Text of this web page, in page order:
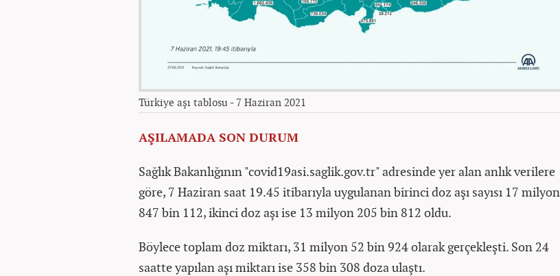
Türkiye aşı tablosu - 7 Haziran 2021
AŞILAMADA SON DURUM
Sağlık Bakanlığının "covid19asi.saglik.gov.tr" adresinde yer alan anlık verilere
göre, 7 Haziran saat 19.45 itibarıyla uygulanan birinci doz aşı sayısı 17 milyon
847 bin 112, ikinci doz aşı ise 13 milyon 205 bin 812 oldu.
Böylece toplam doz miktarı, 31 milyon 52 bin 924 olarak gerçekleşti. Son 24
saatte yapılan aşı miktarı ise 358 bin 308 doza ulaştı.